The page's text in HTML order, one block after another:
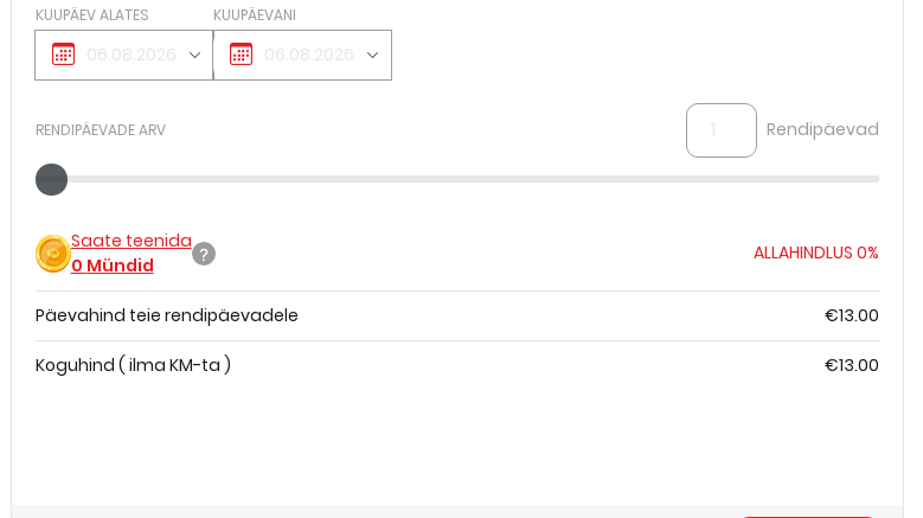
KUUPÄEV ALATES KUUPÄEVANI
RENDIPÄEVADE ARV Rendipäevad
Saate teenida
0 Mündid
ALLAHINDLUS 0%
Päevahind teie rendipäevadele €13.00
Koguhind ( ilma KM-ta ) €13.00